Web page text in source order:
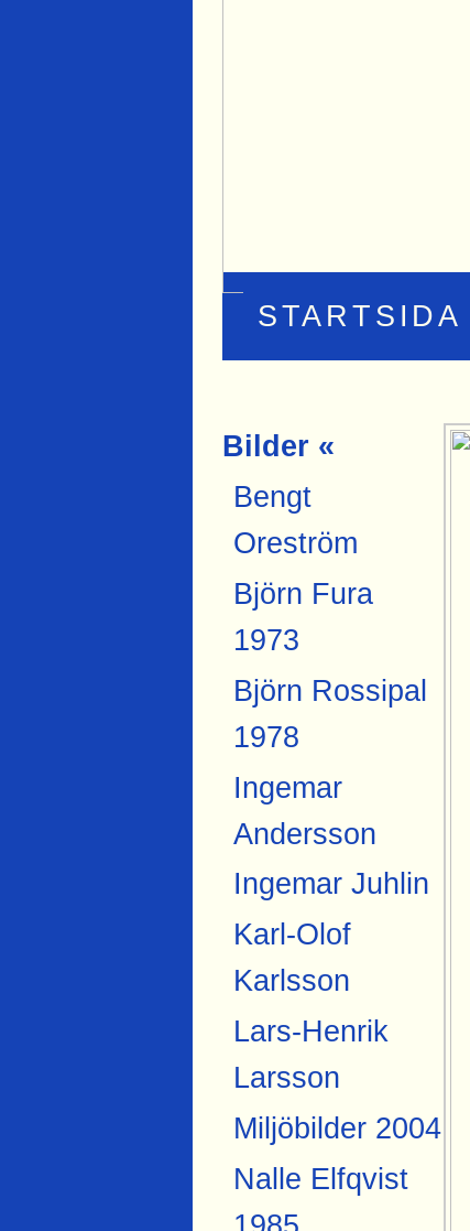
STARTSIDA
Bilder «
Bengt
Oreström
Björn Fura
1973
Björn Rossipal
1978
Ingemar
Andersson
Ingemar Juhlin
Karl-Olof
Karlsson
Lars-Henrik
Larsson
Miljöbilder 2004
Nalle Elfqvist